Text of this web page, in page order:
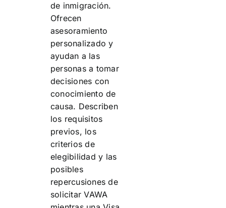
de inmigración.
Ofrecen
asesoramiento
personalizado y
ayudan a las
personas a tomar
decisiones con
conocimiento de
causa. Describen
los requisitos
previos, los
criterios de
elegibilidad y las
posibles
repercusiones de
solicitar VAWA